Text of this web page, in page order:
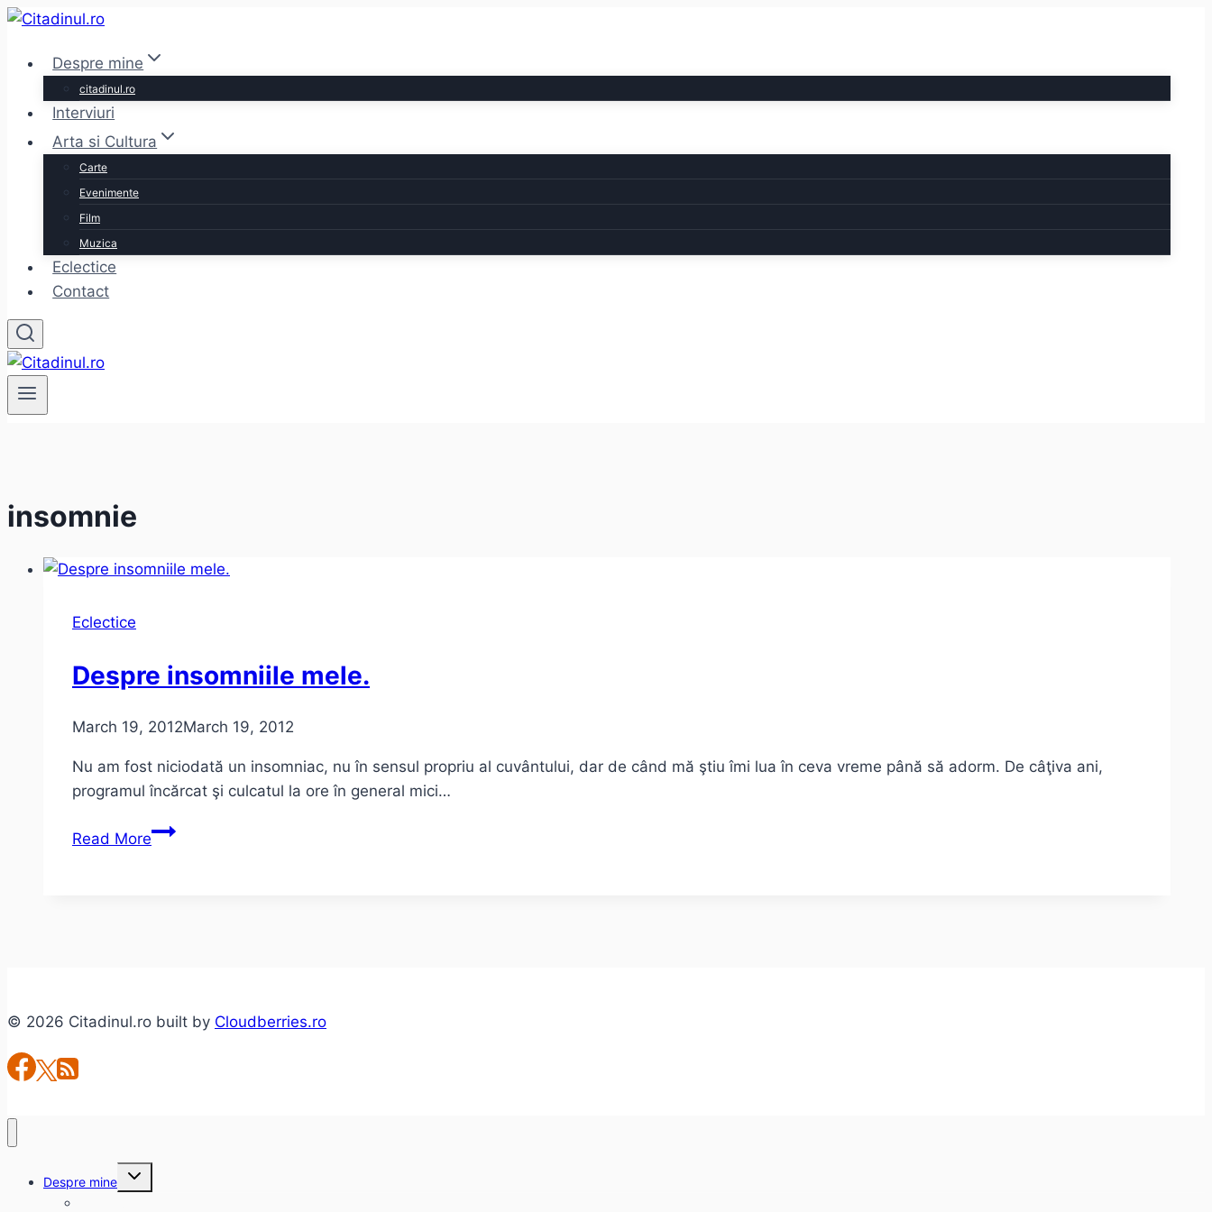
Skip
contentDespre mine
citadinul.ro
Interviuri
Arta si Cultura
Carte
Evenimente
Film
Muzica
Eclectice
Contact
insomnie
Eclectice
Despre insomniile mele.
March 19, 2012March 19, 2012
Nu am fost niciodată un insomniac, nu în sensul propriu al cuvântului, dar de când mă ştiu îmi lua în ceva vreme până să adorm. De câţiva ani,
programul încărcat şi culcatul la ore în general mici…
Read MoreDespre
© 2026 Citadinul.ro built by Cloudberries.ro
Despre mine
Toggle